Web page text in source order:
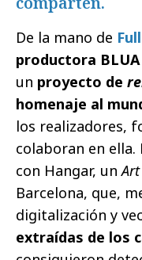
De la mano de
productora BLUA
un proyecto de
homenaje al
los realizadores,
colaboran en
con Hangar, un
Barcelona, que,
digitalización y
extraídas de los